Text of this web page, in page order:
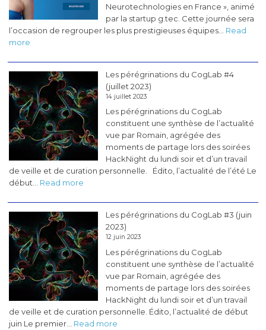
Neurotechnologies en France », animé
par la startup g.tec. Cette journée sera
l’occasion de regrouper les plus prestigieuses équipes… Read
more
«
&
Neurotech
en
France
»
Les pérégrinations du CogLab #4
(juillet 2023)
14 juillet 2023
Les pérégrinations du CogLab
constituent une synthèse de l’actualité
vue par Romain, agrégée des
moments de partage lors des soirées
HackNight du lundi soir et d’un travail
de veille et de curation personnelle. Édito, l’actualité de l’été Le
début… Read more
pérégrinations
CogLab
#4
(juillet
2023)
Les pérégrinations du CogLab #3 (juin
2023)
12 juin 2023
Les pérégrinations du CogLab
constituent une synthèse de l’actualité
vue par Romain, agrégée des
moments de partage lors des soirées
HackNight du lundi soir et d’un travail
de veille et de curation personnelle. Édito, l’actualité de début
juin Le premier… Read more